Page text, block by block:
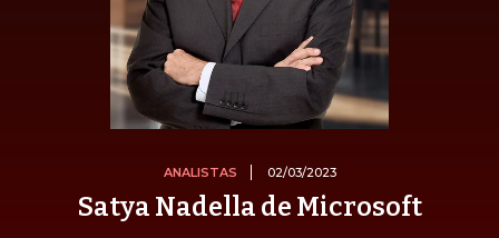
ANALISTAS 02/03/2023
Satya Nadella de Microsoft